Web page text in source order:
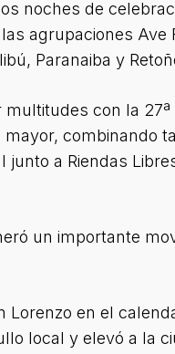
noches de
agrupaciones Ave
Paranaiba y
con la
combinando
a Riendas
un importante
en el
local y elevó a la